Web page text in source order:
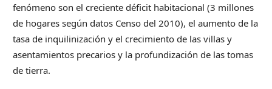
fenómeno son el creciente déficit habitacional (3 millones
de hogares según datos Censo del 2010), el aumento de la
tasa de inquilinización y el crecimiento de las villas y
asentamientos precarios y la profundización de las tomas
de tierra.